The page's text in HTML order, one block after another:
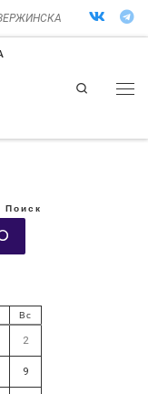
Search
Поиск
Вс
2
9